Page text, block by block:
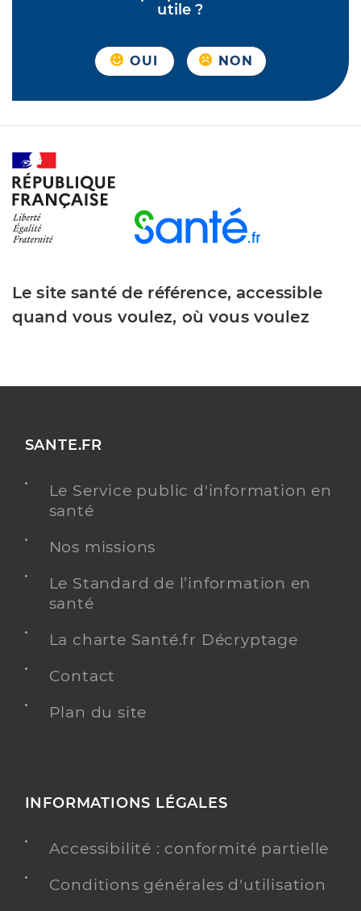
utile ?
OUI NON
Le site santé de référence, accessible
quand vous voulez, où vous voulez
SANTE.FR
Le Service public d'information en
santé
Nos missions
Le Standard de l’information en
santé
La charte Santé.fr Décryptage
Contact
Plan du site
INFORMATIONS LÉGALES
Accessibilité : conformité partielle
Conditions générales d'utilisation